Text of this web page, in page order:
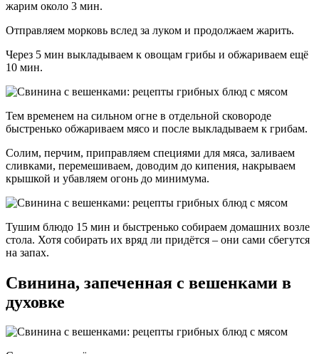
жарим около 3 мин.
Отправляем морковь вслед за луком и продолжаем жарить.
Через 5 мин выкладываем к овощам грибы и обжариваем ещё
10 мин.
Тем временем на сильном огне в отдельной сковороде
быстренько обжариваем мясо и после выкладываем к грибам.
Солим, перчим, приправляем специями для мяса, заливаем
сливками, перемешиваем, доводим до кипения, накрываем
крышкой и убавляем огонь до минимума.
Тушим блюдо 15 мин и быстренько собираем домашних возле
стола. Хотя собирать их вряд ли придётся – они сами сбегутся
на запах.
Свинина, запеченная с вешенками в
духовке